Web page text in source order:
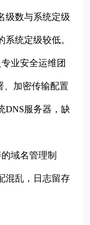
级数与系统定级
统定级较低。
业安全运维团
、加密传输配置
DNS服务器，缺
域名管理制
混乱，日志留存